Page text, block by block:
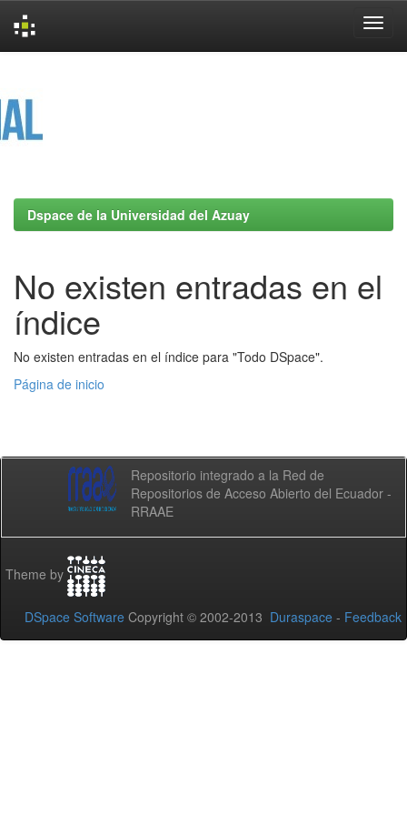
Dspace de la Universidad del Azuay
No existen entradas en el
índice
No existen entradas en el índice para "Todo DSpace".
Página de inicio
Repositorio integrado a la Red de
Repositorios de Acceso Abierto del Ecuador -
RRAAE
Theme by
DSpace Software Copyright © 2002-2013 Duraspace - Feedback